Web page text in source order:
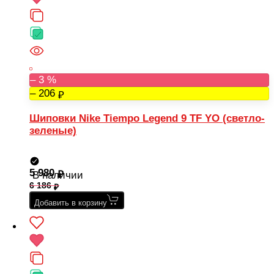
– 3 %
– 206
Шиповки Nike Tiempo Legend 9 TF YO (светло-
зеленые)
В наличии
5 980
6 186
Добавить в корзину